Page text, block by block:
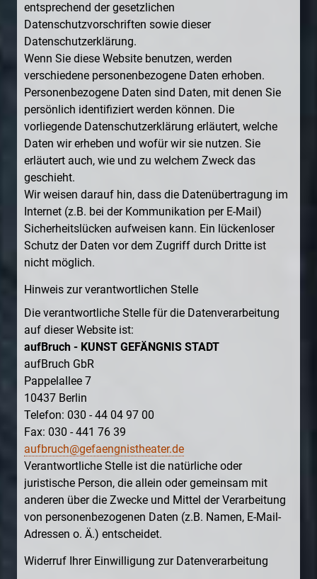
entsprechend der gesetzlichen
Datenschutzvorschriften sowie dieser
Datenschutzerklärung.
Wenn Sie diese Website benutzen, werden
verschiedene personenbezogene Daten erhoben.
Personenbezogene Daten sind Daten, mit denen Sie
persönlich identifiziert werden können. Die
vorliegende Datenschutzerklärung erläutert, welche
Daten wir erheben und wofür wir sie nutzen. Sie
erläutert auch, wie und zu welchem Zweck das
geschieht.
Wir weisen darauf hin, dass die Datenübertragung im
Internet (z.B. bei der Kommunikation per E-Mail)
Sicherheitslücken aufweisen kann. Ein lückenloser
Schutz der Daten vor dem Zugriff durch Dritte ist
nicht möglich.
Hinweis zur verantwortlichen Stelle
Die verantwortliche Stelle für die Datenverarbeitung
auf dieser Website ist:
aufBruch - KUNST GEFÄNGNIS STADT
aufBruch GbR
Pappelallee 7
10437 Berlin
Telefon: 030 - 44 04 97 00
Fax: 030 - 441 76 39
aufbruch@gefaengnistheater.de
Verantwortliche Stelle ist die natürliche oder
juristische Person, die allein oder gemeinsam mit
anderen über die Zwecke und Mittel der Verarbeitung
von personenbezogenen Daten (z.B. Namen, E-Mail-
Adressen o. Ä.) entscheidet.
Widerruf Ihrer Einwilligung zur Datenverarbeitung